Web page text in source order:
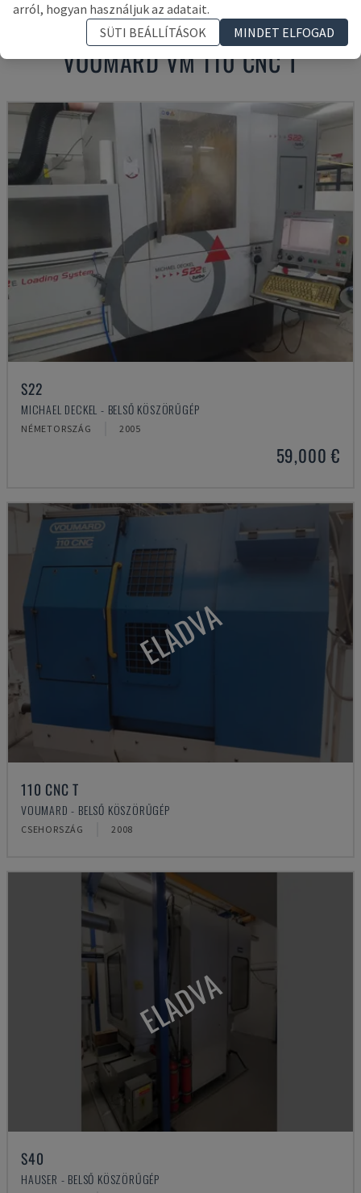
Kapcsolódó termékek a következőhöz:
VOUMARDVM 110 CNC T
S22
MICHAEL DECKEL - BELSŐ KÖSZÖRŰGÉP
NÉMETORSZÁG 2005
59,000 €
ELADVA
110 CNC T
VOUMARD - BELSŐ KÖSZÖRŰGÉP
CSEHORSZÁG 2008
ELADVA
S40
HAUSER - BELSŐ KÖSZÖRŰGÉP
arról, hogyan használjuk az adatait.
SÜTI BEÁLLÍTÁSOK
MINDET ELFOGAD